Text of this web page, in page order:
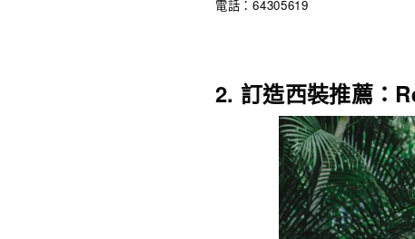
電話：64305619
2. 訂造西裝推薦：